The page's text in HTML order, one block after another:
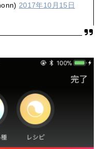
2017年10月15日